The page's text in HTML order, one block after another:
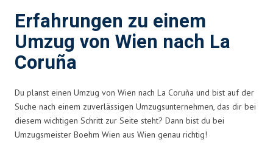
Erfahrungen zu einem
Umzug von Wien nach La
Coruña
Du planst einen Umzug von Wien nach La Coruña und bist auf der
Suche nach einem zuverlässigen Umzugsunternehmen, das dir bei
diesem wichtigen Schritt zur Seite steht? Dann bist du bei
Umzugsmeister Boehm Wien aus Wien genau richtig!